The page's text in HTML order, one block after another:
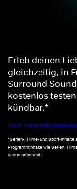
Erleb deinen
gleichzeitig, in
Surround
kostenlos
kündbar.*
Noch mehr
*Serien-, Filme- und Sport-Inhalte
Programminhalte wie Serien,
davon unberührt.